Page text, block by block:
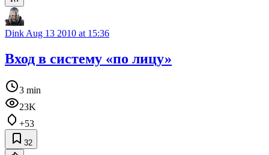
Dink Aug 13 2010 at 15:36
Вход в систему «по лицу»
3 min
23K
+53
32